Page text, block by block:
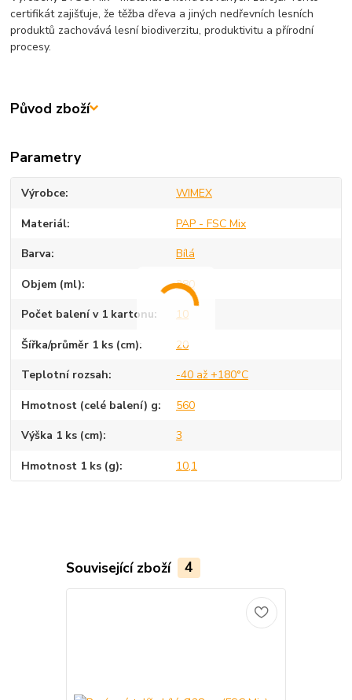
certifikát zajišťuje, že těžba dřeva a jiných nedřevních lesních
produktů zachovává lesní biodiverzitu, produktivitu a přírodní
procesy.
Původ zboží
Parametry
Výrobce WIMEX
Materiál PAP - FSC Mix
Barva Bílá
Objem (ml) 380
Počet balení v 1 kartonu 10
Šířka/průměr 1 ks (cm) 20
Teplotní rozsah -40 až +180°C
Hmotnost (celé balení) g 560
Výška 1 ks (cm) 3
Hmotnost 1 ks (g) 10,1
Související zboží 4